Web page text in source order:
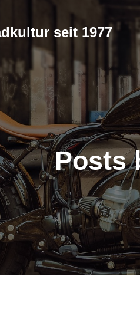
seit 1977
Posts